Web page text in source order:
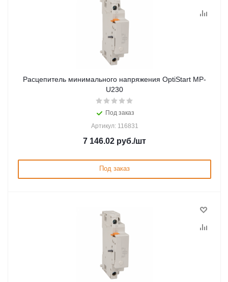
Расцепитель минимального напряжения OptiStart MP-
U230
Под заказ
Артикул: 116831
7 146.02 руб./шт
Под заказ